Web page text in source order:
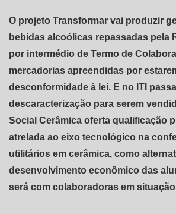
O projeto Transformar vai produzir
bebidas alcoólicas repassadas pela
por intermédio de Termo de
mercadorias apreendidas por
desconformidade à lei. E no ITI
descaracterização para serem
Social Cerâmica oferta qualificação
atrelada ao eixo tecnológico na
utilitários em cerâmica, como
desenvolvimento econômico das
será com colaboradoras em